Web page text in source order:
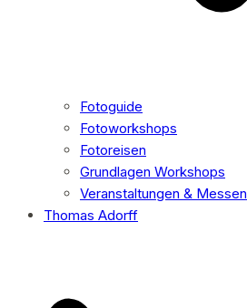
Fotoguide
Fotoworkshops
Fotoreisen
Grundlagen Workshops
Veranstaltungen & Messen
Thomas Adorff